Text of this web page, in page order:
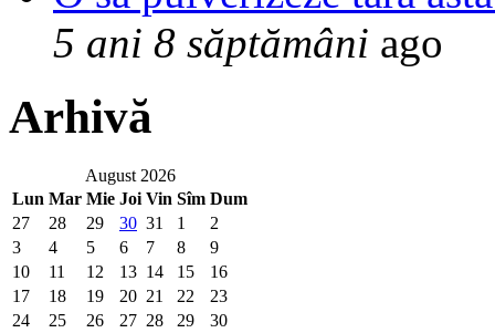
5 ani 8 săptămâni ago
Arhivă
August 2026
Lun Mar Mie Joi Vin Sîm Dum
27
28 29 30 31 1
2
3
4 5 6 7 8
9
10
11 12 13 14 15
16
17
18 19 20 21 22
23
24
25 26 27 28 29
30